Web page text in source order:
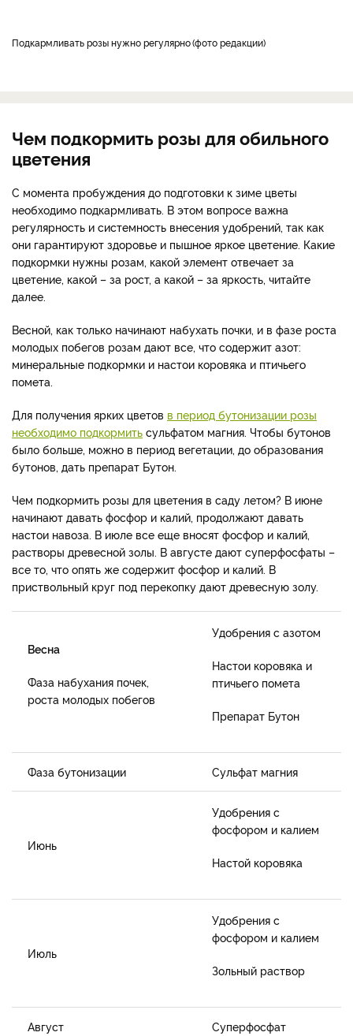
Подкармливать розы нужно регулярно фото редакции
Чем подкормить розы для обильного
цветения
С момента пробуждения до подготовки к зиме цветы
необходимо подкармливать. В этом вопросе важна
регулярность и системность внесения удобрений, так как
они гарантируют здоровье и пышное яркое цветение. Какие
подкормки нужны розам, какой элемент отвечает за
цветение, какой – за рост, а какой – за яркость, читайте
далее.
Весной, как только начинают набухать почки, и в фазе роста
молодых побегов розам дают все, что содержит азот:
минеральные подкормки и настои коровяка и птичьего
помета.
Для получения ярких цветов в период бутонизации розы
необходимо подкормить сульфатом магния. Чтобы бутонов
было больше, можно в период вегетации, до образования
бутонов, дать препарат Бутон.
Чем подкормить розы для цветения в саду летом? В июне
начинают давать фосфор и калий, продолжают давать
настои навоза. В июле все еще вносят фосфор и калий,
растворы древесной золы. В августе дают суперфосфаты –
все то, что опять же содержит фосфор и калий. В
приствольный круг под перекопку дают древесную золу.
Весна
Фаза набухания почек,
роста молодых побегов
Удобрения с азотом
Настои коровяка и
птичьего помета
Препарат Бутон
Фаза бутонизации Сульфат магния
Июнь
Удобрения с
фосфором и калием
Настой коровяка
Июль
Удобрения с
фосфором и калием
Зольный раствор
Август Суперфосфат